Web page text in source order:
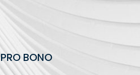
PRO BONO